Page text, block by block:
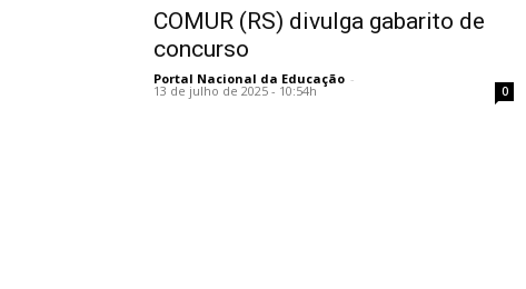
COMUR (RS) divulga gabarito de
concurso
Portal Nacional da Educação -
13 de julho de 2025 - 10:54h 0